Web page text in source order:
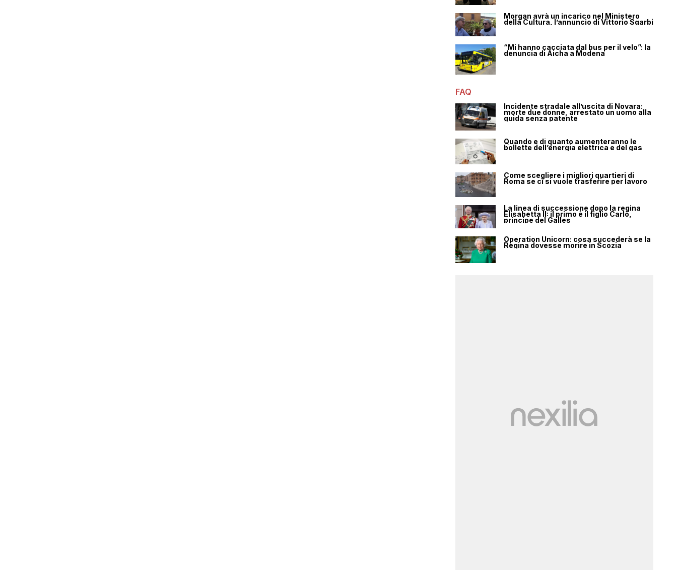
Morgan avrà un incarico nel Ministero
della Cultura, l’annuncio di Vittorio Sgarbi
“Mi hanno cacciata dal bus per il velo”: la
denuncia di Aicha a Modena
FAQ
Incidente stradale all’uscita di Novara:
morte due donne, arrestato un uomo alla
guida senza patente
Quando e di quanto aumenteranno le
bollette dell’energia elettrica e del gas
Come scegliere i migliori quartieri di
Roma se ci si vuole trasferire per lavoro
La linea di successione dopo la regina
Elisabetta II: il primo è il figlio Carlo,
principe del Galles
Operation Unicorn: cosa succederà se la
Regina dovesse morire in Scozia